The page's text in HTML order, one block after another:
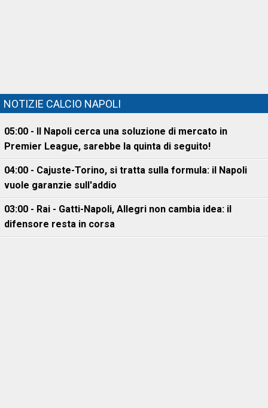
NOTIZIE CALCIO NAPOLI
05:00 - Il Napoli cerca una soluzione di mercato in
Premier League, sarebbe la quinta di seguito!
04:00 - Cajuste-Torino, si tratta sulla formula: il Napoli
vuole garanzie sull'addio
03:00 - Rai - Gatti-Napoli, Allegri non cambia idea: il
difensore resta in corsa